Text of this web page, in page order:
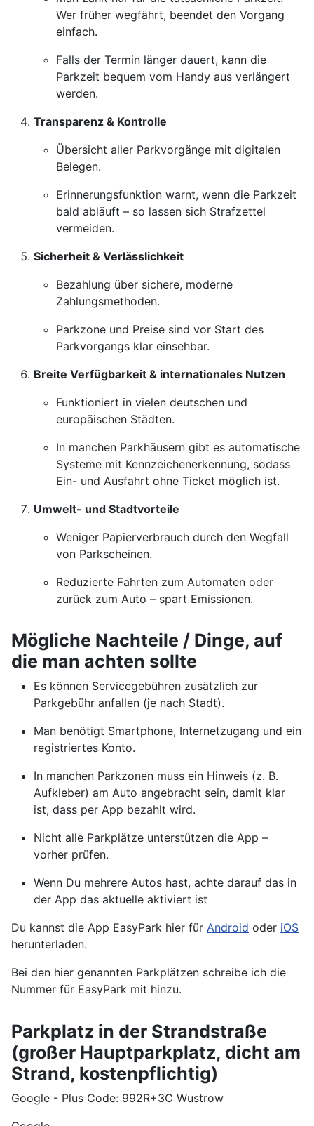
Wer früher wegfährt, beendet den Vorgang
einfach.
Falls der Termin länger dauert, kann die
Parkzeit bequem vom Handy aus verlängert
werden.
Transparenz & Kontrolle
Übersicht aller Parkvorgänge mit digitalen
Belegen.
Erinnerungsfunktion warnt, wenn die Parkzeit
bald abläuft – so lassen sich Strafzettel
vermeiden.
Sicherheit & Verlässlichkeit
Bezahlung über sichere, moderne
Zahlungsmethoden.
Parkzone und Preise sind vor Start des
Parkvorgangs klar einsehbar.
Breite Verfügbarkeit & internationales Nutzen
Funktioniert in vielen deutschen und
europäischen Städten.
In manchen Parkhäusern gibt es automatische
Systeme mit Kennzeichenerkennung, sodass
Ein- und Ausfahrt ohne Ticket möglich ist.
Umwelt- und Stadtvorteile
Weniger Papierverbrauch durch den Wegfall
von Parkscheinen.
Reduzierte Fahrten zum Automaten oder
zurück zum Auto – spart Emissionen.
Mögliche Nachteile / Dinge, auf
die man achten sollte
Es können Servicegebühren zusätzlich zur
Parkgebühr anfallen (je nach Stadt).
Man benötigt Smartphone, Internetzugang und ein
registriertes Konto.
In manchen Parkzonen muss ein Hinweis (z. B.
Aufkleber) am Auto angebracht sein, damit klar
ist, dass per App bezahlt wird.
Nicht alle Parkplätze unterstützen die App –
vorher prüfen.
Wenn Du mehrere Autos hast, achte darauf das in
der App das aktuelle aktiviert ist
Du kannst die App EasyPark hier für Android oder iOS
herunterladen.
Bei den hier genannten Parkplätzen schreibe ich die
Nummer für EasyPark mit hinzu.
Parkplatz in der Strandstraße
(großer Hauptparkplatz, dicht am
Strand, kostenpflichtig)
Google - Plus Code: 992R+3C Wustrow